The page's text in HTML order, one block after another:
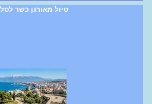
טיול מאורגן כשר